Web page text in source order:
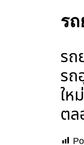
ร
รถ
รถ
ให
ตล